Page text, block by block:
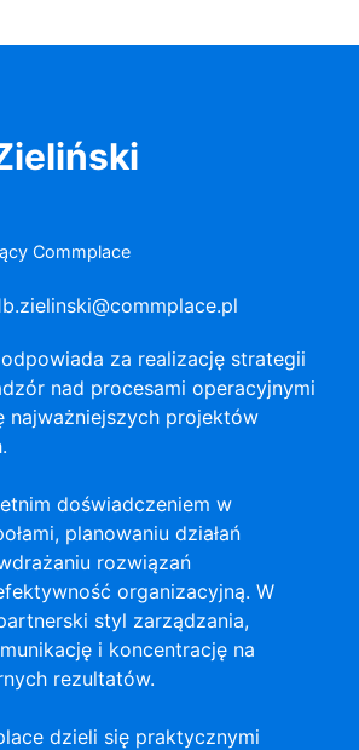
Commplace
b.zielinski@commplace.pl
za realizację strategii
nad procesami operacyjnymi
najważniejszych projektów
doświadczeniem w
planowaniu działań
rozwiązań
organizacyjną. W
styl zarządzania,
i koncentrację na
rezultatów.
dzieli się praktycznymi